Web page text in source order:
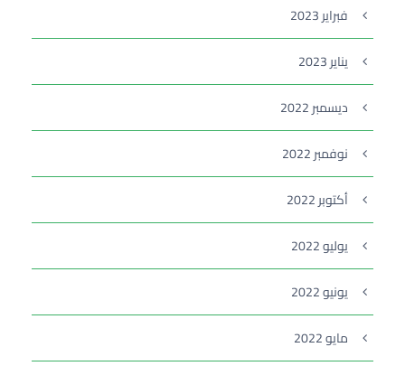
فبراير 2023
يناير 2023
ديسمبر 2022
نوفمبر 2022
أكتوبر 2022
يوليو 2022
يونيو 2022
مايو 2022